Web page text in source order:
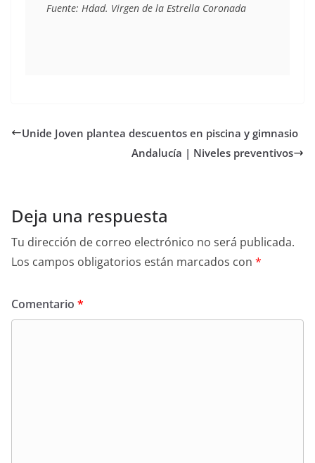
Fuente: Hdad. Virgen de la Estrella Coronada
Unide Joven plantea descuentos en piscina y gimnasio
Andalucía | Niveles preventivos
Deja una respuesta
Tu dirección de correo electrónico no será publicada.
Los campos obligatorios están marcados con *
Comentario *